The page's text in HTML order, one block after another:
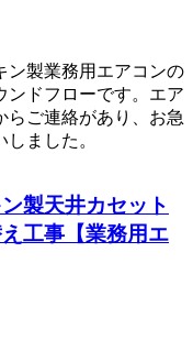
ン製業務用エアコンの
ンドフローです。エア
らご連絡があり、お急
ました。
製天井カセット
工事【業務用エ